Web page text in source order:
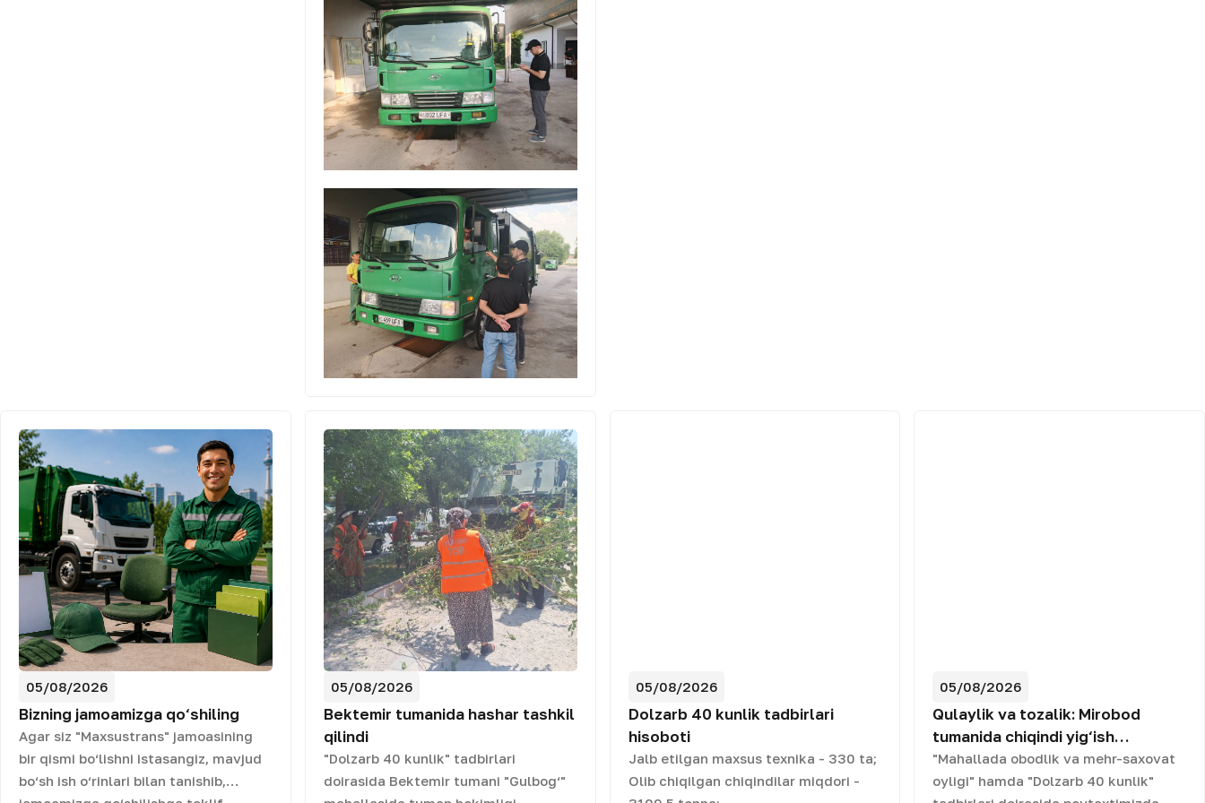
05/08/2026
Bizning jamoamizga qo‘shiling
Agar siz "Maxsustrans" jamoasining
bir qismi bo‘lishni istasangiz, mavjud
bo‘sh ish o‘rinlari bilan tanishib,
05/08/2026
Bektemir tumanida hashar tashkil
qilindi
"Dolzarb 40 kunlik" tadbirlari
doirasida Bektemir tumani "Gulbog‘"
05/08/2026
Dolzarb 40 kunlik tadbirlari
hisoboti
Jalb etilgan maxsus texnika - 330 ta;
Olib chiqilgan chiqindilar miqdori -
05/08/2026
Qulaylik va tozalik: Mirobod
tumanida chiqindi yig‘ish
maydonlari modernizatsiya qilindi
"Mahallada obodlik va mehr-saxovat
oyligi" hamda "Dolzarb 40 kunlik"